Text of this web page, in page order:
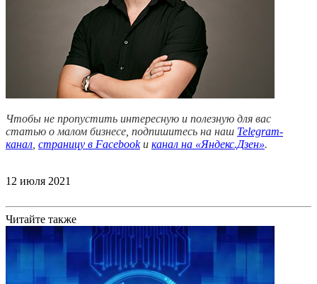
Чтобы не пропустить интересную и полезную для вас
статью о малом бизнесе, подпишитесь на наш Telegram-
канал страницу в Facebookи канал на «Яндекс.Дзен».
12 июля 2021
Читайте также